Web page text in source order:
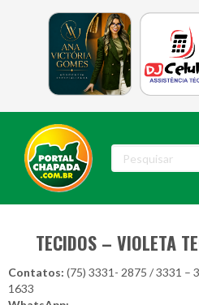
TECIDOS – VIOLETA
Contatos: (75) 3331- 2875 / 3331 –
1633